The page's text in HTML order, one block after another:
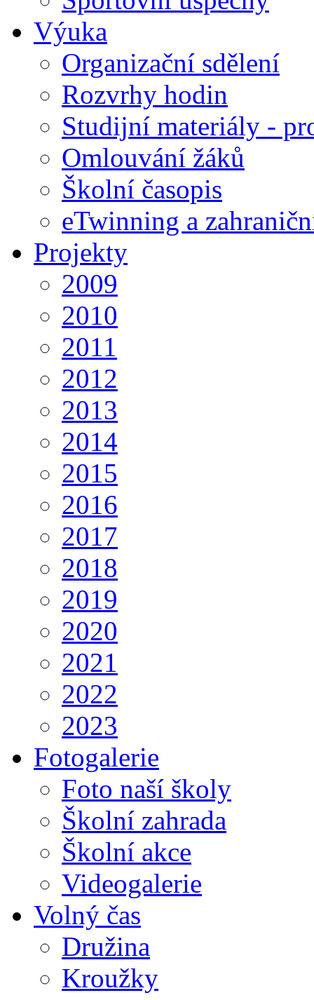
Výuka
Organizační sdělení
Rozvrhy hodin
Studijní materiály -
Omlouvání žáků
Školní časopis
eTwinning a
Projekty
2009
2010
2011
2012
2013
2014
2015
2016
2017
2018
2019
2020
2021
2022
2023
Fotogalerie
Foto naší školy
Školní zahrada
Školní akce
Videogalerie
Volný čas
Družina
Kroužky